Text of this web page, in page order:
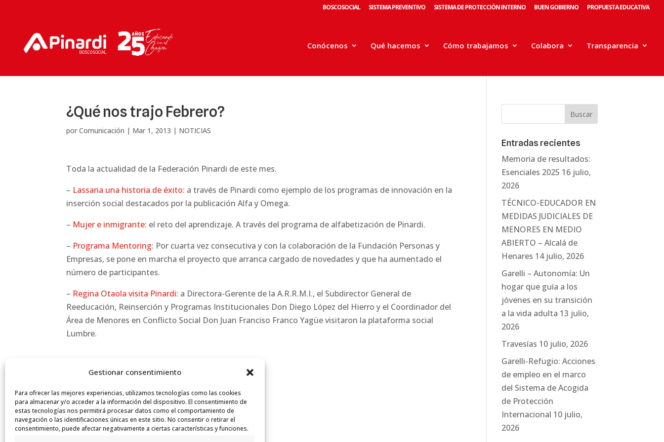
Gestionar consentimiento
Para ofrecer las mejores experiencias, utilizamos tecnologías como las cookies
para almacenar y/o acceder a la información del dispositivo. El consentimiento de
estas tecnologías nos permitirá procesar datos como el comportamiento de
navegación o las identificaciones únicas en este sitio. No consentir o retirar el
consentimiento, puede afectar negativamente a ciertas características y funciones.
BOSCOSOCIAL SISTEMA PREVENTIVO SISTEMA DE PROTECCIÓN INTERNO BUEN GOBIERNO PROPUESTA EDUCATIVA
Conócenos Qué hacemos Cómo trabajamos Colabora Transparencia
¿Qué nos trajo Febrero?
porComunicación | Mar 1, 2013 | NOTICIAS
Toda la actualidad de la Federación Pinardi de este mes.
– Lassana una historia de éxito: a través de Pinardi como ejemplo de los programas de innovación en la
inserción social destacados por la publicación Alfa y Omega.
– Mujer e inmigrante: el reto del aprendizaje. A través del programa de alfabetización de Pinardi.
– Programa Mentoring: Por cuarta vez consecutiva y con la colaboración de la Fundación Personas y
Empresas, se pone en marcha el proyecto que arranca cargado de novedades y que ha aumentado el
número de participantes.
– Regina Otaola visita Pinardi: a Directora-Gerente de la A.R.R.M.I., el Subdirector General de
Reeducación, Reinserción y Programas Institucionales Don Diego López del Hierro y el Coordinador del
Área de Menores en Conflicto Social Don Juan Franciso Franco Yagüe visitaron la plataforma social
Lumbre.
Entradas recientes
Memoria de resultados:
Esenciales 2025 16 julio,
2026
TÉCNICO-EDUCADOR EN
MEDIDAS JUDICIALES DE
MENORES EN MEDIO
ABIERTO – Alcalá de
Henares 14 julio, 2026
Garelli – Autonomía: Un
hogar que guía a los
jóvenes en su transición
a la vida adulta 13 julio,
2026
Travesías 10 julio, 2026
Garelli-Refugio: Acciones
de empleo en el marco
del Sistema de Acogida
de Protección
Internacional 10 julio,
2026